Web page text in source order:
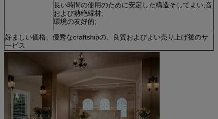
長い時間の使用のために安定した構造そしてよい;音
および熱絶縁材;
環境の友好的;
好ましい価格、優秀なcraftshipの、良質およびよい売り上げ後のサ
ービス